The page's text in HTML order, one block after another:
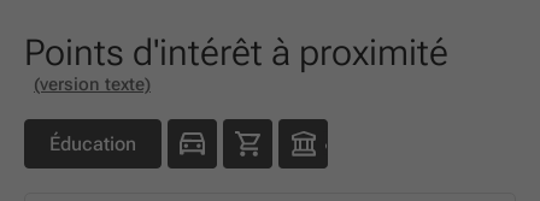
Points d'intérêt à proximité
(version texte)
Éducation